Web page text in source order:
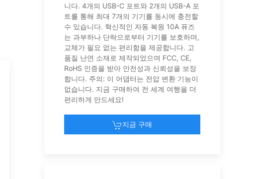
니다. 4개의 USB-C 포트와 2개의 USB-A 포
트를 통해 최대 7개의 기기를 동시에 충전할
수 있습니다. 혁신적인 자동 복원 10A 퓨즈
는 과부하나 단락으로부터 기기를 보호하며,
교체가 필요 없는 편리함을 제공합니다. 고
품질 난연 소재로 제작되었으며 FCC, CE,
RoHS 인증을 받아 안전성과 신뢰성을 보장
합니다. 주의: 이 어댑터는 전압 변환 기능이
없습니다. 지금 구매하여 전 세계 여행을 더
편리하게 만드세요!
지금 구매